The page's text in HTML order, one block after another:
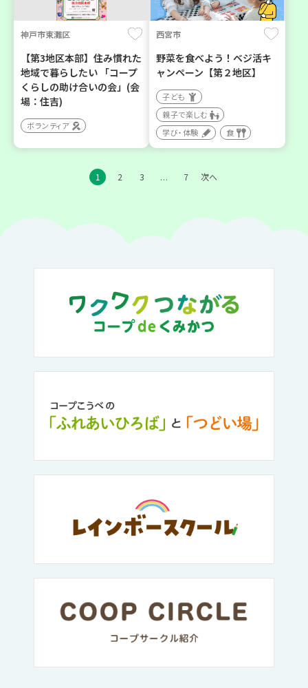
神戸市東灘区
【第3地区本部】住み慣れた
地域で暮らしたい 「コープ
くらしの助け合いの会」(会
場：住吉)
ボランティア
西宮市
野菜を食べよう！ベジ活キ
ャンペーン【第２地区】
子ども
親子で楽しむ
学び・体験
食
1 2 3 … 7 次へ